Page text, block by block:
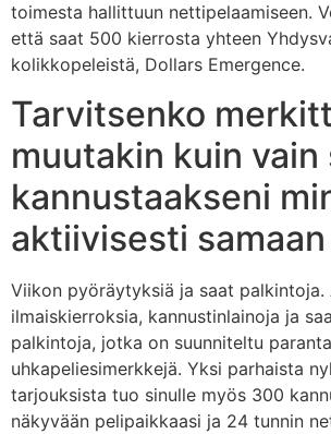
toimesta hallittuun nettipelaamiseen.
että saat 500 kierrosta yhteen
kolikkopeleistä, Dollars Emergence.
Tarvitsenko
muutakin kuin vain
kannustaakseni
aktiivisesti
Viikon pyöräytyksiä ja saat palkintoja.
ilmaiskierroksia, kannustinlainoja ja
palkintoja, jotka on suunniteltu
uhkapeliesimerkkejä. Yksi parhaista
tarjouksista tuo sinulle myös 300
näkyvään pelipaikkaasi ja 24 tunnin